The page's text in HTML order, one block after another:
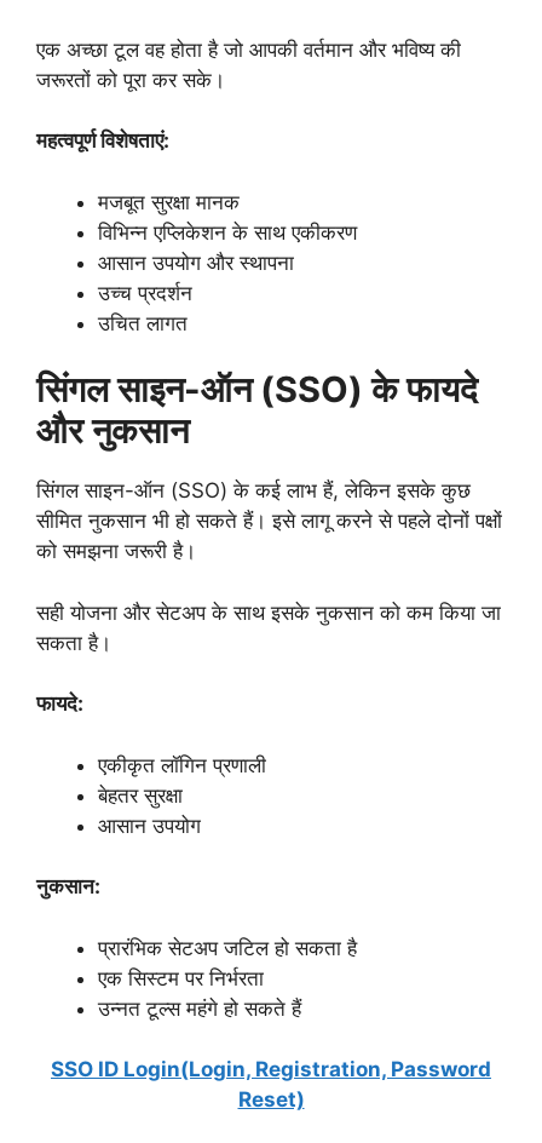
एक अच्छा टूल वह होता है जो आपकी वर्तमान और भविष्य की
जरूरतों को पूरा कर सके।
महत्वपूर्ण विशेषताएं:
मजबूत सुरक्षा मानक
विभिन्न एप्लिकेशन के साथ एकीकरण
आसान उपयोग और स्थापना
उच्च प्रदर्शन
उचित लागत
सिंगल साइन-ऑन (SSO) के फायदे
और नुकसान
सिंगल साइन-ऑन (SSO) के कई लाभ हैं, लेकिन इसके कुछ
सीमित नुकसान भी हो सकते हैं। इसे लागू करने से पहले दोनों पक्षों
को समझना जरूरी है।
सही योजना और सेटअप के साथ इसके नुकसान को कम किया जा
सकता है।
फायदे:
एकीकृत लॉगिन प्रणाली
बेहतर सुरक्षा
आसान उपयोग
नुकसान:
प्रारंभिक सेटअप जटिल हो सकता है
एक सिस्टम पर निर्भरता
उन्नत टूल्स महंगे हो सकते हैं
SSO ID Login(Login, Registration, Password
Reset)